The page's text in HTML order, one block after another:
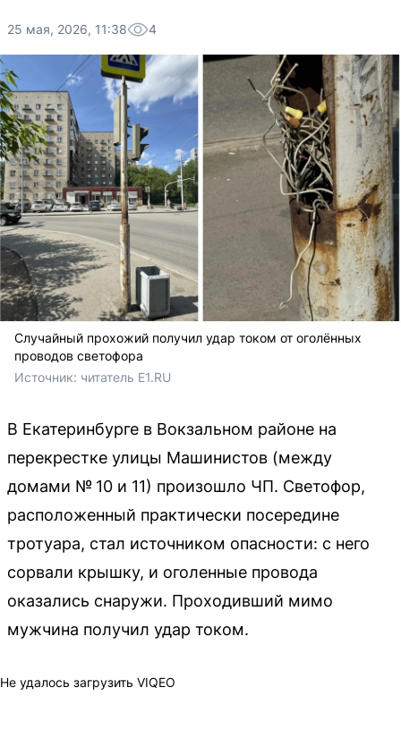
25 мая, 2026, 11:38 4
Случайный прохожий получил удар током от оголённых
проводов светофора
Источник: читатель E1.RU
В Екатеринбурге в Вокзальном районе на
перекрестке улицы Машинистов (между
домами № 10 и 11) произошло ЧП. Светофор,
расположенный практически посередине
тротуара, стал источником опасности: с него
сорвали крышку, и оголенные провода
оказались снаружи. Проходивший мимо
мужчина получил удар током.
Не удалось загрузить VIQEO